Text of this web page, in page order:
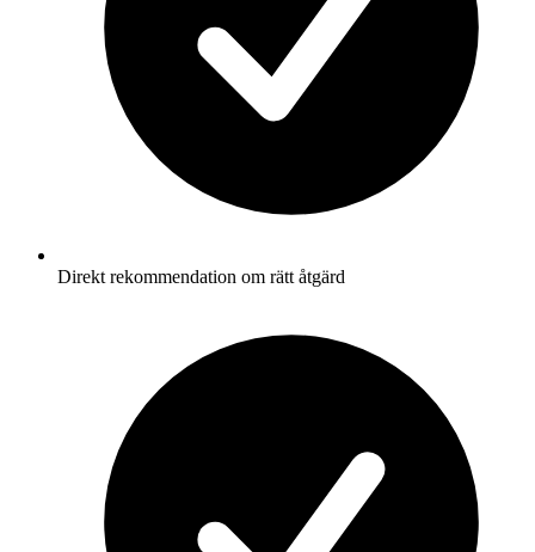
Direkt rekommendation om rätt åtgärd